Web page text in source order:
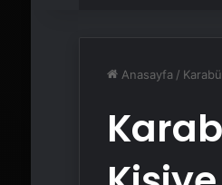
Anasayfa /